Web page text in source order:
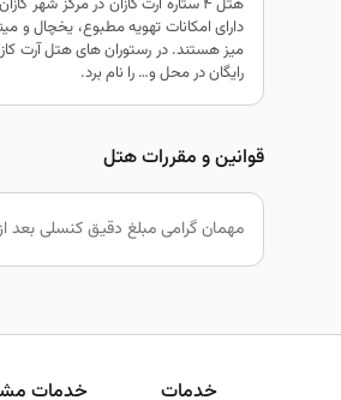
دارای امکانات تهویه مطبوع، یخچال و
میز هستند. در رستوران های هتل آرت
رایگان در محل و… را نام برد.
قوانین و مقررات هتل
مهمان گرامی مبلغ دقیق کنسلی
خدمات خدمات